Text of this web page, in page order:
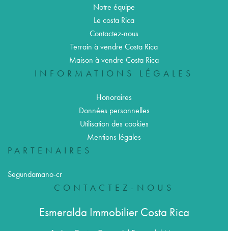
Notre équipe
Le costa Rica
Contactez-nous
Terrain à vendre Costa Rica
Maison à vendre Costa Rica
INFORMATIONS LÉGALES
Honoraires
Données personnelles
Utilisation des cookies
Mentions légales
PARTENAIRES
Segundamano-cr
CONTACTEZ-NOUS
Esmeralda Immobilier Costa Rica